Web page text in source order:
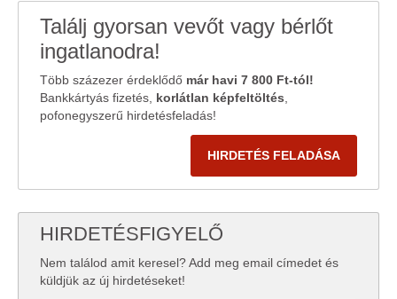
Találj gyorsan vevőt vagy bérlőt
ingatlanodra!
Több százezer érdeklődő már havi 7 800 Ft-tól!
Bankkártyás fizetés, korlátlan képfeltöltés
pofonegyszerű hirdetésfeladás!
HIRDETÉS FELADÁSA
HIRDETÉSFIGYELŐ
Nem találod amit keresel? Add meg email címedet és
küldjük az új hirdetéseket!